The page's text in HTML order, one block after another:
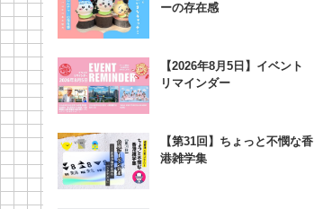
ーの存在感
【2026年8月5日】イベント
リマインダー
【第31回】ちょっと不憫な香
港雑学集